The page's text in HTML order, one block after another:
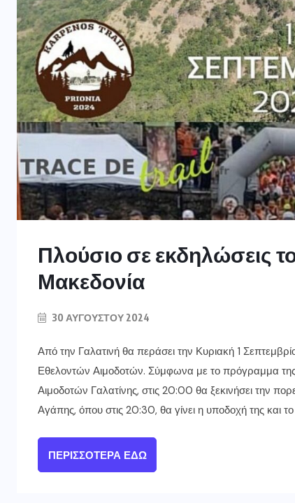
Πλούσιο σε εκδηλώσεις
Μακεδονία
30 ΑΥΓΟΎΣΤΟΥ 2024
Από την Γαλατινή θα περάσει την Κυριακή 1
Εθελοντών Αιμοδοτών. Σύμφωνα με το πρόγραμμα
Αιμοδοτών Γαλατίνης, στις 20:00 θα ξεκινήσει την
Αγάπης, όπου στις 20:30, θα γίνει η υποδοχή της και
ΠΕΡΙΣΣΌΤΕΡΑ ΕΔΏ